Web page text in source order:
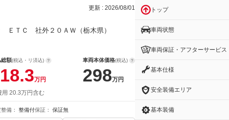
更新 : 2026/08/01
ＴＣ 社外２０ＡＷ（栃木県）
総額(税込・リ済込)
万円
車両本体価格(税込)
298万円
用 20.3万円含む
備： 整備付保証： 保証無
トップ
車両状態
車両保証・アフターサービス
基本仕様
安全装備エリア
基本装備